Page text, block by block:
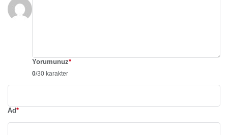
Yorumunuz*
0/30 karakter
Ad*